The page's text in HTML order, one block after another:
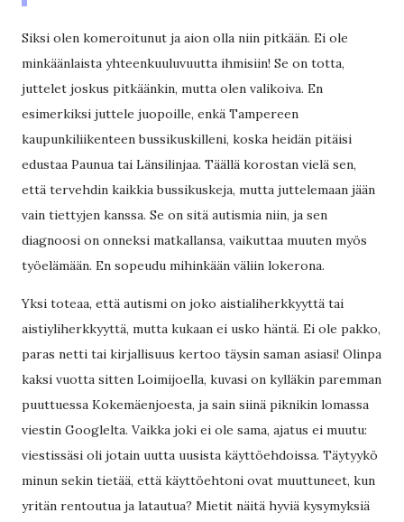
Siksi olen komeroitunut ja aion olla niin pitkään. Ei ole
minkäänlaista yhteenkuuluvuutta ihmisiin! Se on totta,
juttelet joskus pitkäänkin, mutta olen valikoiva. En
esimerkiksi juttele juopoille, enkä Tampereen
kaupunkiliikenteen bussikuskilleni, koska heidän pitäisi
edustaa Paunua tai Länsilinjaa. Täällä korostan vielä sen,
että tervehdin kaikkia bussikuskeja, mutta juttelemaan jään
vain tiettyjen kanssa. Se on sitä autismia niin, ja sen
diagnoosi on onneksi matkallansa, vaikuttaa muuten myös
työelämään. En sopeudu mihinkään väliin lokerona.
Yksi toteaa, että autismi on joko aistialiherkkyyttä tai
aistiyliherkkyyttä, mutta kukaan ei usko häntä. Ei ole pakko,
paras netti tai kirjallisuus kertoo täysin saman asiasi! Olinpa
kaksi vuotta sitten Loimijoella, kuvasi on kylläkin paremman
puuttuessa Kokemäenjoesta, ja sain siinä piknikin lomassa
viestin Googlelta. Vaikka joki ei ole sama, ajatus ei muutu:
viestissäsi oli jotain uutta uusista käyttöehdoissa. Täytyykö
minun sekin tietää, että käyttöehtoni ovat muuttuneet, kun
yritän rentoutua ja latautua? Mietit näitä hyviä kysymyksiä